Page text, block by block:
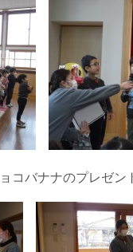
コバナナのプレゼン